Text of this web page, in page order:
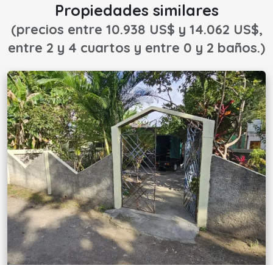
Propiedades similares
(precios entre 10.938 US$ y 14.062 US$,
entre 2 y 4 cuartos y entre 0 y 2 baños.)